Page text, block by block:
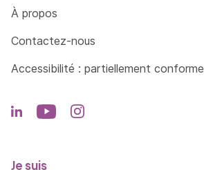
Côté Formations
À propos
Contactez-nous
Accessibilité : partiellement conforme
Je suis